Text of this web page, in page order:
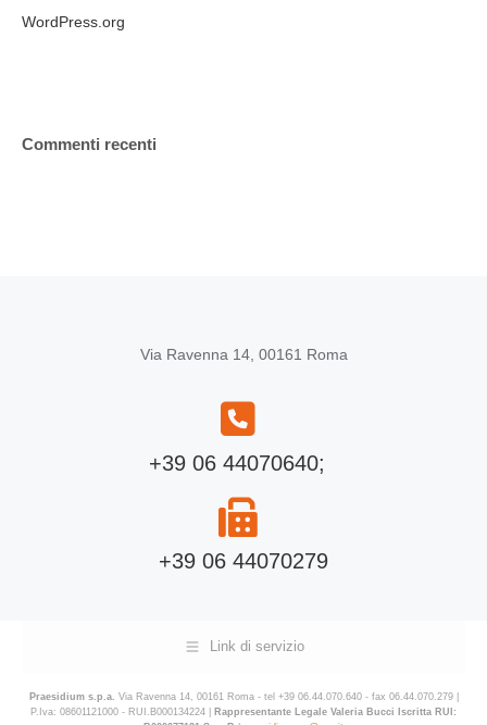
WordPress.org
Commenti recenti
Via Ravenna 14, 00161 Roma
+39 06 44070640;
+39 06 44070279
Link di servizio
Praesidium s.p.a. Via Ravenna 14, 00161 Roma - tel +39 06.44.070.640 - fax 06.44.070.279 |
P.Iva: 08601121000 - RUI.B000134224 |
Rappresentante Legale Valeria Bucci Iscritta RUI: